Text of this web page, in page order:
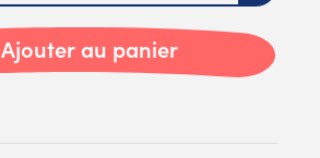
Ajouter au panier